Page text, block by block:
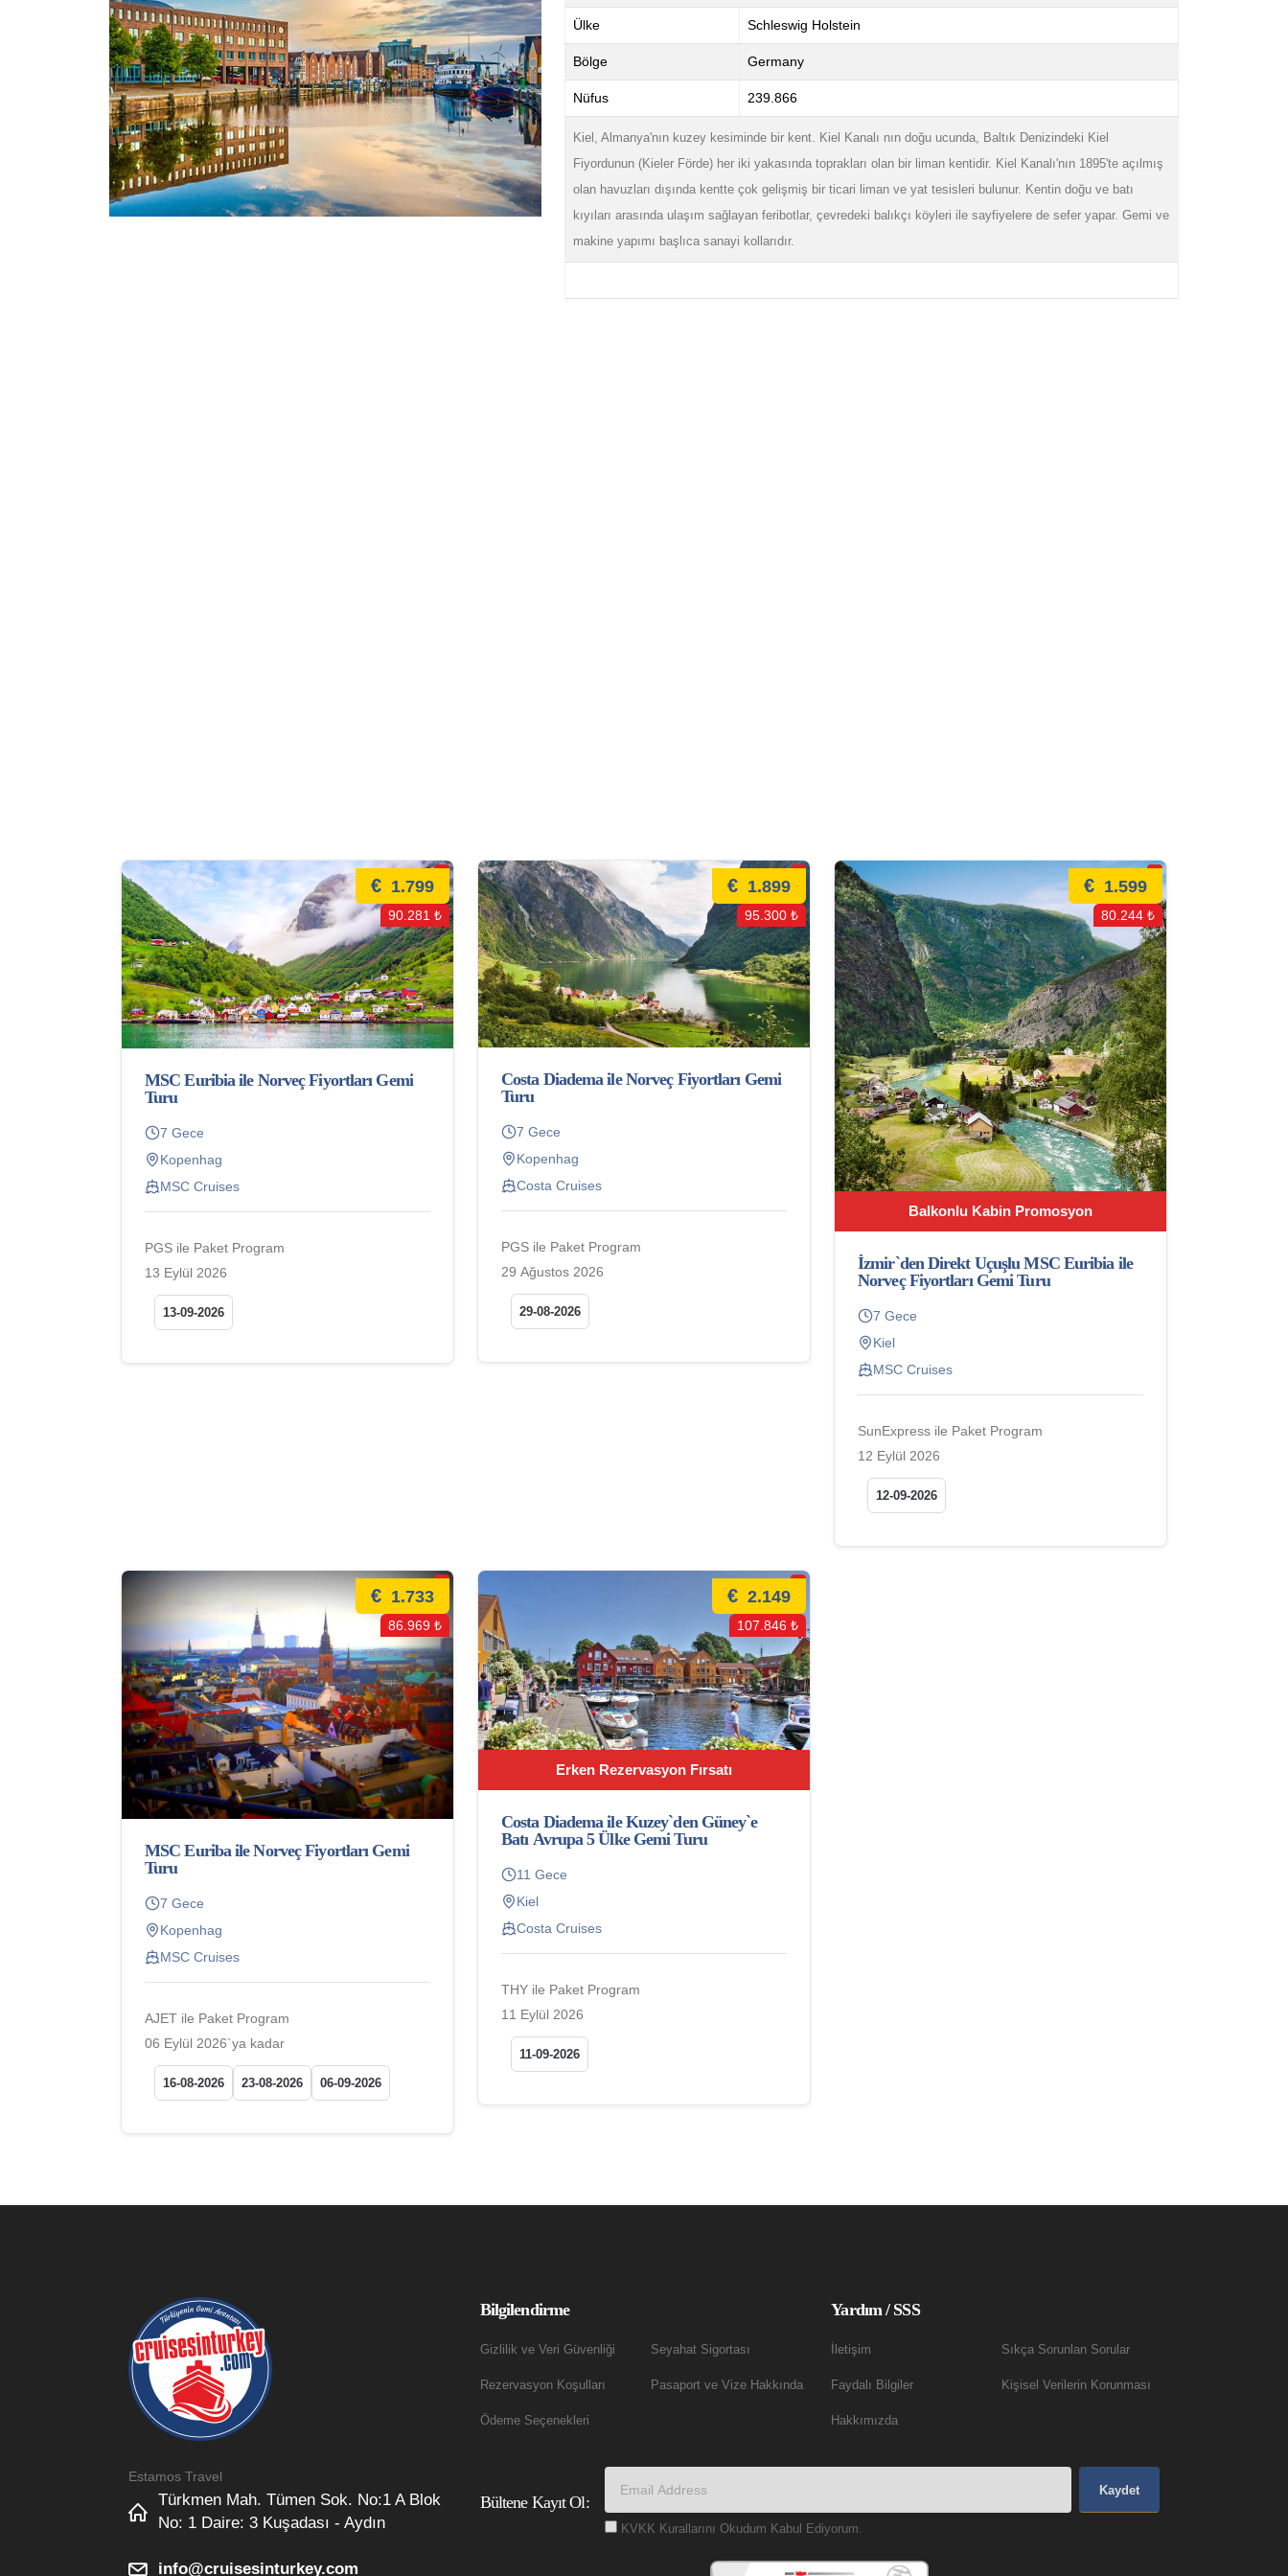
Ülke Schleswig Holstein
Bölge Germany
Nüfus 239.866
Kiel, Almanya'nın kuzey kesiminde bir kent. Kiel Kanalı nın doğu ucunda, Baltık Denizindeki Kiel
Fiyordunun (Kieler Förde) her iki yakasında toprakları olan bir liman kentidir. Kiel Kanalı'nın 1895'te açılmış
olan havuzları dışında kentte çok gelişmiş bir ticari liman ve yat tesisleri bulunur. Kentin doğu ve batı
kıyıları arasında ulaşım sağlayan feribotlar, çevredeki balıkçı köyleri ile sayfiyelere de sefer yapar. Gemi ve
makine yapımı başlıca sanayi kollarıdır.
€ 1.799
90.281 ₺
MSC Euribia ile Norveç Fiyortları Gemi
Turu
7 Gece
Kopenhag
MSC Cruises
PGS ile Paket Program
13 Eylül 2026
13-09-2026
€ 1.899
95.300 ₺
Costa Diadema ile Norveç Fiyortları Gemi
Turu
7 Gece
Kopenhag
Costa Cruises
PGS ile Paket Program
29 Ağustos 2026
29-08-2026
Balkonlu Kabin Promosyon
€ 1.599
80.244 ₺
İzmir`den Direkt Uçuşlu MSC Euribia ile
Norveç Fiyortları Gemi Turu
7 Gece
Kiel
MSC Cruises
SunExpress ile Paket Program
12 Eylül 2026
12-09-2026
€ 1.733
86.969 ₺
MSC Euriba ile Norveç Fiyortları Gemi
Turu
7 Gece
Kopenhag
MSC Cruises
AJET ile Paket Program
06 Eylül 2026`ya kadar
16-08-2026 23-08-2026 06-09-2026
Erken Rezervasyon Fırsatı
€ 2.149
107.846 ₺
Costa Diadema ile Kuzey`den Güney`e
Batı Avrupa 5 Ülke Gemi Turu
11 Gece
Kiel
Costa Cruises
THY ile Paket Program
11 Eylül 2026
11-09-2026
Estamos Travel
Türkmen Mah. Tümen Sok. No:1 A Blok
No: 1 Daire: 3 Kuşadası - Aydın
info@cruisesinturkey.com
Bilgilendirme
Gizlilik ve Veri Güvenliği
Rezervasyon Koşulları
Ödeme Seçenekleri
Seyahat Sigortası
Pasaport ve Vize Hakkında
Yardım / SSS
İletişim
Faydalı Bilgiler
Hakkımızda
Sıkça Sorunlan Sorular
Kişisel Verilerin Korunması
Bültene Kayıt Ol:
Kaydet
KVKK Kurallarını Okudum Kabul Ediyorum.